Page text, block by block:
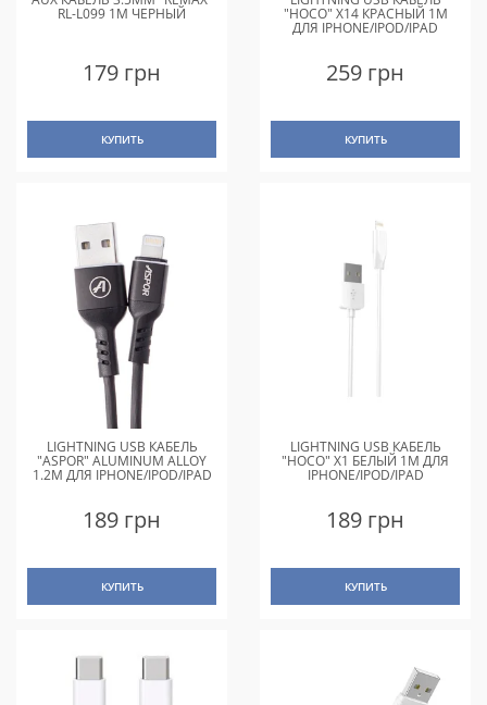
RL-L099 1M ЧЕРНЫЙ
179 грн
КУПИТЬ
"HOCO" X14 КРАСНЫЙ 1M
ДЛЯ IPHONE/IPOD/IPAD
259 грн
КУПИТЬ
LIGHTNING USB КАБЕЛЬ
"ASPOR" ALUMINUM ALLOY
1.2M ДЛЯ IPHONE/IPOD/IPAD
189 грн
КУПИТЬ
LIGHTNING USB КАБЕЛЬ
"HOCO" X1 БЕЛЫЙ 1M ДЛЯ
IPHONE/IPOD/IPAD
189 грн
КУПИТЬ